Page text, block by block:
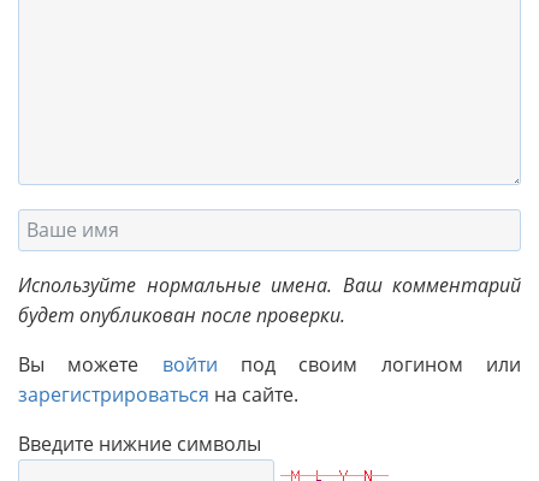
Используйте нормальные имена. Ваш комментарий
будет опубликован после проверки.
Вы можете войти под своим логином или
зарегистрироваться на сайте.
Введите нижние символы